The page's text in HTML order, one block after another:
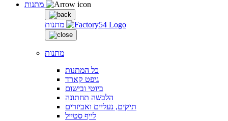
מתנות
מתנות
כל המתנות
גיפט קארד
ביוטי ובישום
הלבשה תחתונה
תיקים, נעליים ואביזרים
לייף סטייל